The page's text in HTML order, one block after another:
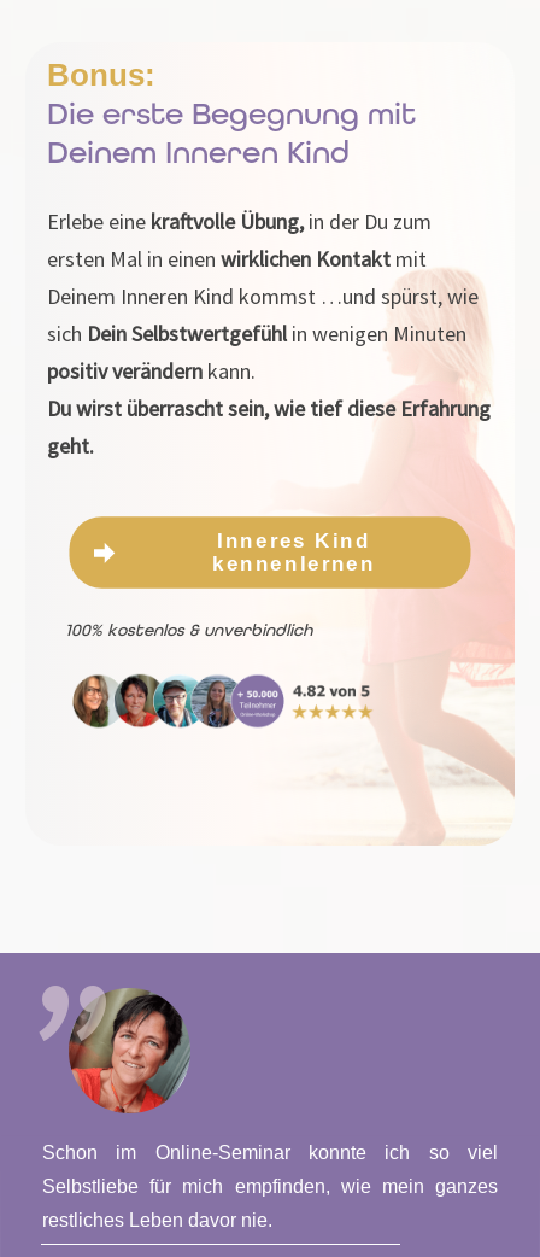
Bonus:
Die erste Begegnung mit
Deinem Inneren Kind
Erlebe eine kraftvolle Übung,in der Du zum
ersten Mal in einen wirklichen Kontakt mit
Deinem Inneren Kind kommst …und spürst, wie
sich Dein Selbstwertgefühlin wenigen Minuten
positiv verändern kann.
Du wirst überrascht sein, wie tief diese Erfahrung
geht.
Inneres Kind
kennenlernen
100% kostenlos & unverbindlich
"
Schon im Online-Seminar konnte ich so viel
Selbstliebe für mich empfinden, wie mein ganzes
restliches Leben davor nie.